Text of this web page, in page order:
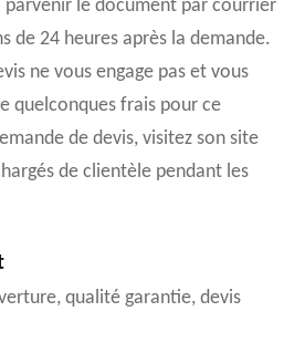
parvenir le document par courrier
de 24 heures après la demande.
ne vous engage pas et vous
quelconques frais pour ce
de devis, visitez son site
de clientèle pendant les
qualité garantie, devis